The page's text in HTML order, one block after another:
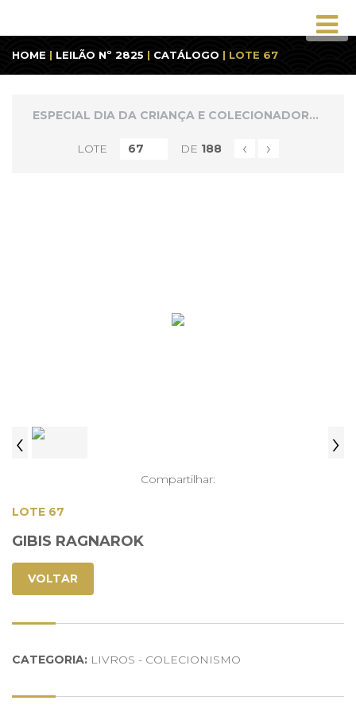
HOME | LEILÃO Nº 2825 | CATÁLOGO | LOTE 67
ESPECIAL DIA DA CRIANÇA E COLECIONADORES 1
LOTE DE 188 ‹ ›
‹ ›
Compartilhar:
LOTE 67
GIBIS RAGNAROK
VOLTAR
CATEGORIA: LIVROS - COLECIONISMO